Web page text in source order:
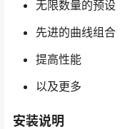
无限数量的预设
先进的曲线组合
提高性能
以及更多
安装说明